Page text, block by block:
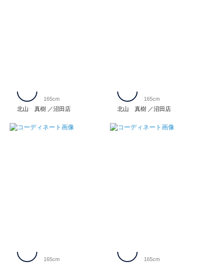
北山 真樹 沼田店
165cm
北山 真樹 沼田店
165cm
165cm 165cm